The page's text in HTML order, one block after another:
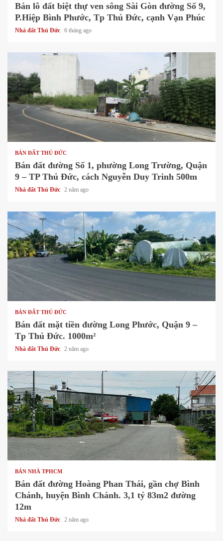
Bán lô đất biệt thự ven sông Sài Gòn đường Số 9,
P.Hiệp Bình Phước, Tp Thủ Đức, cạnh Vạn Phúc
Nhà đất Thủ Đức 6 tháng ago
1 min read
BÁN ĐẤT THỦ ĐỨC
Bán đất đường Số 1, phường Long Trường, Quận
9 – TP Thủ Đức, cách Nguyễn Duy Trinh 500m
Nhà đất Thủ Đức 2 năm ago
1 min read
BÁN ĐẤT THỦ ĐỨC
Bán đất mặt tiền đường Long Phước, Quận 9 –
Tp Thủ Đức. 1000m²
Nhà đất Thủ Đức 2 năm ago
1 min read
BÁN NHÀ TPHCM
Bán đất đường Hoàng Phan Thái, gần chợ Bình
Chánh, huyện Bình Chánh. 3,1 tỷ 83m2 đường
12m
Nhà đất Thủ Đức 2 năm ago